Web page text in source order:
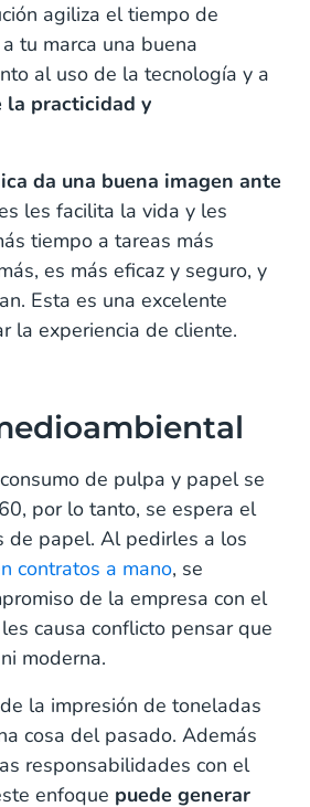
agiliza el tiempo de
tu marca una buena
al uso de la tecnología y a
la practicidad y
da una buena imagen ante
les facilita la vida y les
tiempo a tareas más
es más eficaz y seguro, y
Esta es una excelente
la experiencia de cliente.
de pulpa y papel se
por lo tanto, se espera el
de papel. Al pedirles a los
contratos a mano, se
de la empresa con el
causa conflicto pensar que
moderna.
la impresión de toneladas
cosa del pasado. Además
responsabilidades con el
enfoque puede generar